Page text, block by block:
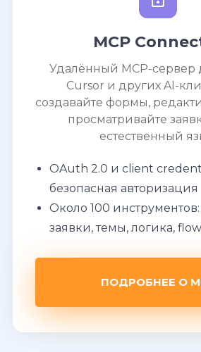
MCP
Удалённый MCP-сервер
Cursor и других AI-
создавайте формы,
просматривайте
естественный
OAuth 2.0 и client
безопасная авторизация
Около 100
заявки, темы, логика, flow
ПОДРОБНЕЕ О